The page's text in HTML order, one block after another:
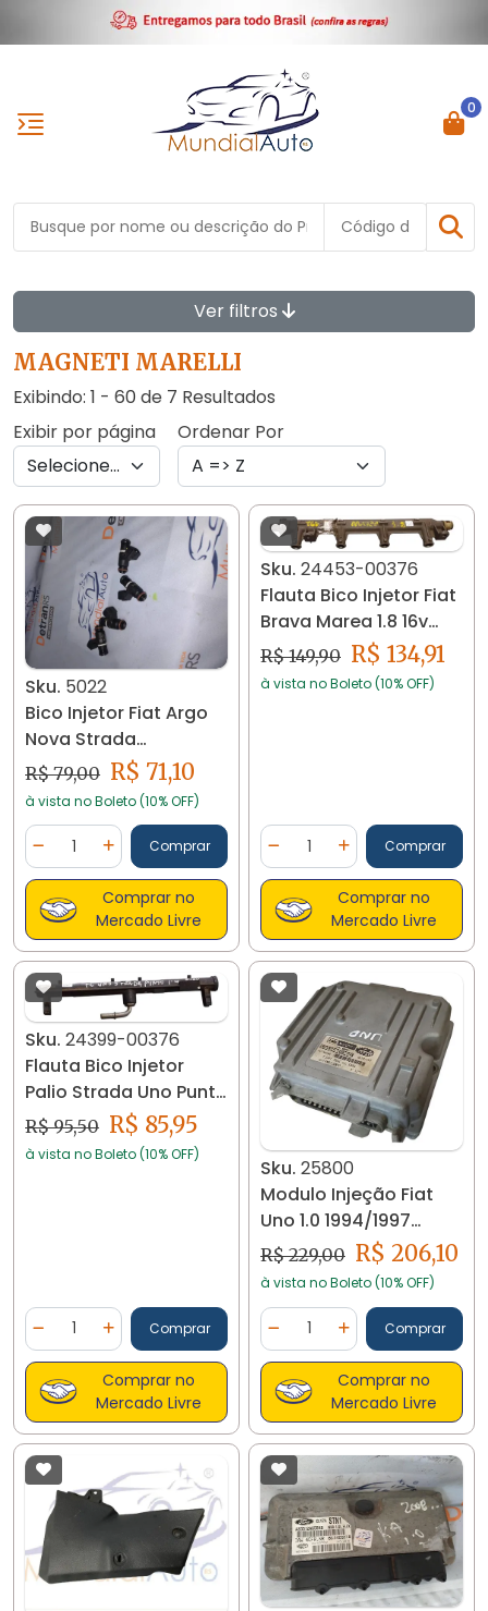
0
Ver filtros
MAGNETI MARELLI
Exibindo: 1 - 60 de 7 Resultados
Exibir por página
Ordenar Por
Sku. 5022
Bico Injetor Fiat Argo
Nova Strada
55266449 5022
R$ 79,00 R$ 71,10
à vista no Boleto (10% OFF)
Diminuir Quantidade
Quantidade
Adicionar Quantidade
Comprar
Comprar no
Mercado Livre
Sku. 24453-00376
Flauta Bico Injetor Fiat
Brava Marea 1.8 16v
24453
R$ 149,90 R$ 134,91
à vista no Boleto (10% OFF)
Diminuir Quantidade
Quantidade
AdicionarComprar
Comprar no
Mercado Livre
Sku. 24399-00376
Flauta Bico Injetor
Palio Strada Uno Punto
1.0 1.4 24399
R$ 95,50 R$ 85,95
à vista no Boleto (10% OFF)
Diminuir Quantidade
Quantidade
Adicionar Quantidade
Comprar
Comprar no
Mercado Livre
Sku. 25800
Modulo Injeção Fiat
Uno 1.0 1994/1997
6160073802 Orig
25800
R$ 229,00 R$ 206,10
à vista no Boleto (10% OFF)
Diminuir Quantidade
Quantidade
AdicionarComprar
Comprar no
Mercado Livre